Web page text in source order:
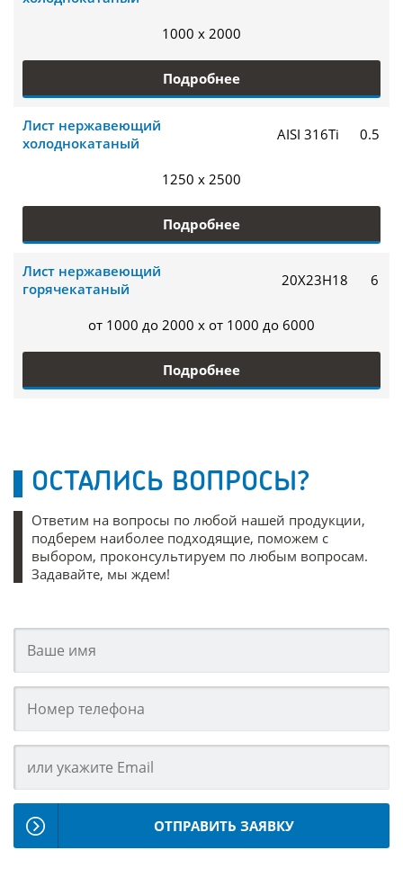
1000 x 2000
Подробнее
Лист нержавеющий
холоднокатаный
AISI 316Ti 0.5
1250 x 2500
Подробнее
Лист нержавеющий
горячекатаный
20Х23Н18 6
от 1000 до 2000 x от 1000 до 6000
Подробнее
ОСТАЛИСЬ ВОПРОСЫ?
Ответим на вопросы по любой нашей продукции,
подберем наиболее подходящие, поможем с
выбором, проконсультируем по любым вопросам.
Задавайте, мы ждем!
ОТПРАВИТЬ ЗАЯВКУ